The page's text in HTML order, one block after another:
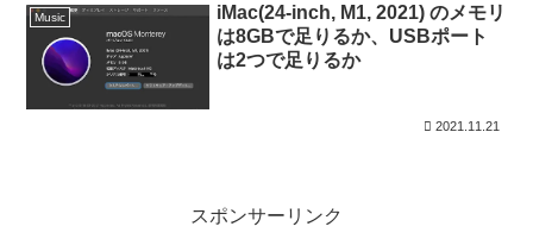
Music
iMac(24-inch, M1, 2021) のメモリ
は8GBで足りるか、USBポート
は2つで足りるか
2021.11.21
スポンサーリンク